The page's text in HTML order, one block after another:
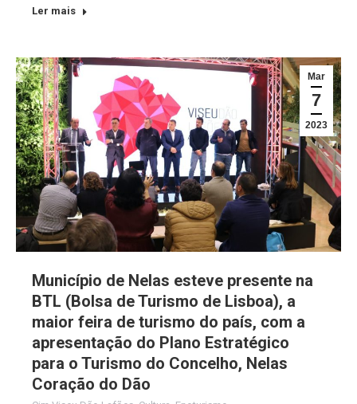
Ler mais
Mar
7
2023
Município de Nelas esteve presente na
BTL (Bolsa de Turismo de Lisboa), a
maior feira de turismo do país, com a
apresentação do Plano Estratégico
para o Turismo do Concelho, Nelas
Coração do Dão